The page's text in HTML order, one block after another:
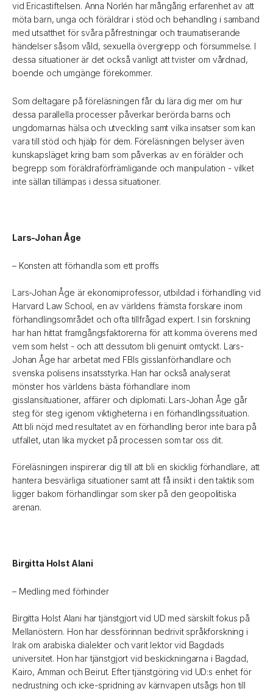
vid Ericastiftelsen. Anna Norlén har mångårig erfarenhet av att
möta barn, unga och föräldrar i stöd och behandling i samband
med utsatthet för svåra påfrestningar och traumatiserande
händelser såsom våld, sexuella övergrepp och försummelse. I
dessa situationer är det också vanligt att tvister om vårdnad,
boende och umgänge förekommer.
Som deltagare på föreläsningen får du lära dig mer om hur
dessa parallella processer påverkar berörda barns och
ungdomarnas hälsa och utveckling samt vilka insatser som kan
vara till stöd och hjälp för dem. Föreläsningen belyser även
kunskapsläget kring barn som påverkas av en förälder och
begrepp som föräldraförfrämligande och manipulation - vilket
inte sällan tillämpas i dessa situationer.
Lars-Johan Åge
– Konsten att förhandla som ett proffs
Lars-Johan Åge är ekonomiprofessor, utbildad i förhandling vid
Harvard Law School, en av världens främsta forskare inom
förhandlingsområdet och ofta tillfrågad expert. I sin forskning
har han hittat framgångsfaktorerna för att komma överens med
vem som helst - och att dessutom bli genuint omtyckt. Lars-
Johan Åge har arbetat med FBIs gisslanförhandlare och
svenska polisens insatsstyrka. Han har också analyserat
mönster hos världens bästa förhandlare inom
gisslansituationer, affärer och diplomati. Lars-Johan Åge går
steg för steg igenom viktigheterna i en förhandlingssituation.
Att bli nöjd med resultatet av en förhandling beror inte bara på
utfallet, utan lika mycket på processen som tar oss dit.
Föreläsningen inspirerar dig till att bli en skicklig förhandlare, att
hantera besvärliga situationer samt att få insikt i den taktik som
ligger bakom förhandlingar som sker på den geopolitiska
arenan.
Birgitta Holst Alani
– Medling med förhinder
Birgitta Holst Alani har tjänstgjort vid UD med särskilt fokus på
Mellanöstern. Hon har dessförinnan bedrivit språkforskning i
Irak om arabiska dialekter och varit lektor vid Bagdads
universitet. Hon har tjänstgjort vid beskickningarna i Bagdad,
Kairo, Amman och Beirut. Efter tjänstgöring vid UD:s enhet för
nedrustning och icke-spridning av kärnvapen utsågs hon till